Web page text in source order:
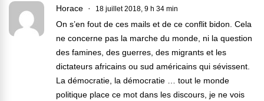
Horace 18 juillet 2018, 9 h 34 min
On s’en fout de ces mails et de ce conflit bidon. Cela
ne concerne pas la marche du monde, ni la question
des famines, des guerres, des migrants et les
dictateurs africains ou sud américains qui sévissent.
La démocratie, la démocratie … tout le monde
politique place ce mot dans les discours, je ne vois